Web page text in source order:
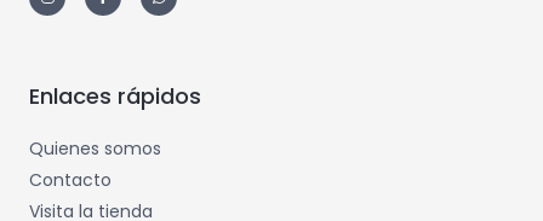
Enlaces rápidos
Quienes somos
Contacto
Visita la tienda